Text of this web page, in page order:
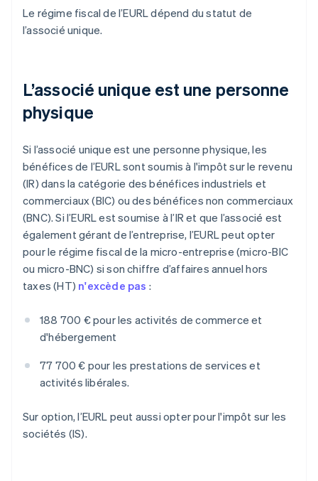
Le régime fiscal de l’EURL dépend du statut de
l’associé unique.
L’associé unique est une personne
physique
Si l’associé unique est une personne physique, les
bénéfices de l’EURL sont soumis à l'impôt sur le revenu
(IR) dans la catégorie des bénéfices industriels et
commerciaux (BIC) ou des bénéfices non commerciaux
(BNC). Si l’EURL est soumise à l’IR et que l’associé est
également gérant de l’entreprise, l’EURL peut opter
pour le régime fiscal de la micro-entreprise (micro-BIC
ou micro-BNC) si son chiffre d’affaires annuel hors
taxes (HT) n'excède pas :
188 700 € pour les activités de commerce et
d'hébergement
77 700 € pour les prestations de services et
activités libérales.
Sur option, l’EURL peut aussi opter pour l'impôt sur les
sociétés (IS).